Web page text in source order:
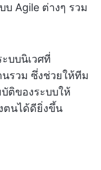
บ Agile ต่างๆ รวม
บบนิเวศที่
รวม ซึ่งช่วยให้ทีม
ติของระบบให้
ตนได้ดียิ่งขึ้น